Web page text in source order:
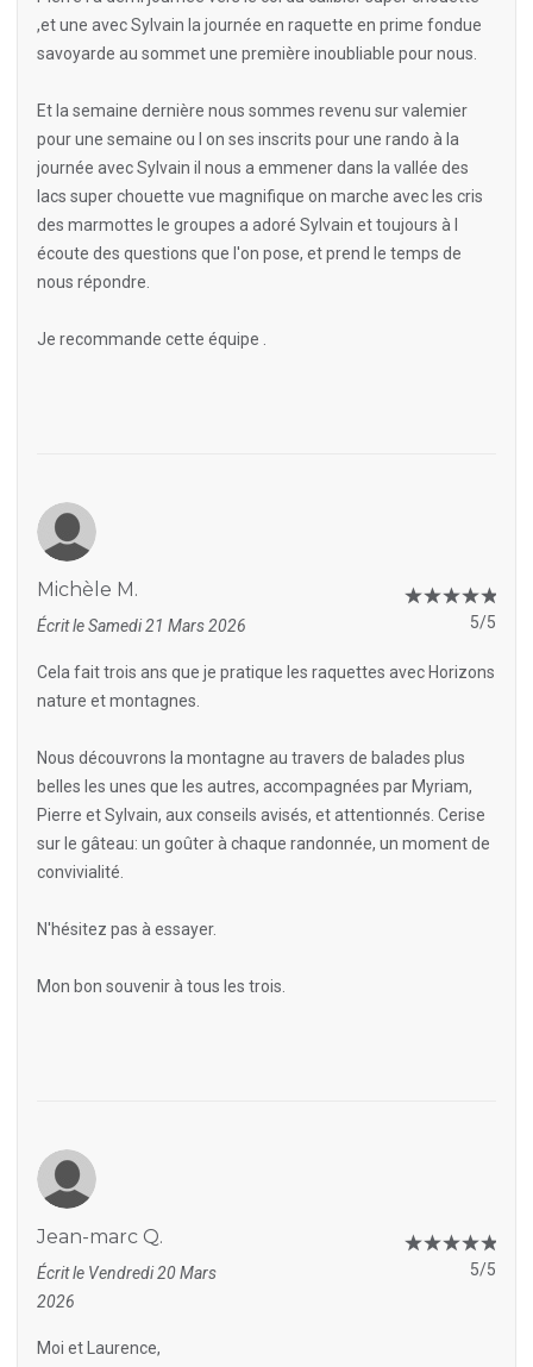
,et une avec Sylvain la journée en raquette en prime fondue
savoyarde au sommet une première inoubliable pour nous.
Et la semaine dernière nous sommes revenu sur valemier
pour une semaine ou l on ses inscrits pour une rando à la
journée avec Sylvain il nous a emmener dans la vallée des
lacs super chouette vue magnifique on marche avec les cris
des marmottes le groupes a adoré Sylvain et toujours à l
écoute des questions que l'on pose, et prend le temps de
nous répondre.
Je recommande cette équipe .
Michèle M.
Écrit le Samedi 21 Mars 2026 5/5
Cela fait trois ans que je pratique les raquettes avec Horizons
nature et montagnes.
Nous découvrons la montagne au travers de balades plus
belles les unes que les autres, accompagnées par Myriam,
Pierre et Sylvain, aux conseils avisés, et attentionnés. Cerise
sur le gâteau: un goûter à chaque randonnée, un moment de
convivialité.
N'hésitez pas à essayer.
Mon bon souvenir à tous les trois.
Jean-marc Q.
Écrit le Vendredi 20 Mars
2026
5/5
Moi et Laurence,